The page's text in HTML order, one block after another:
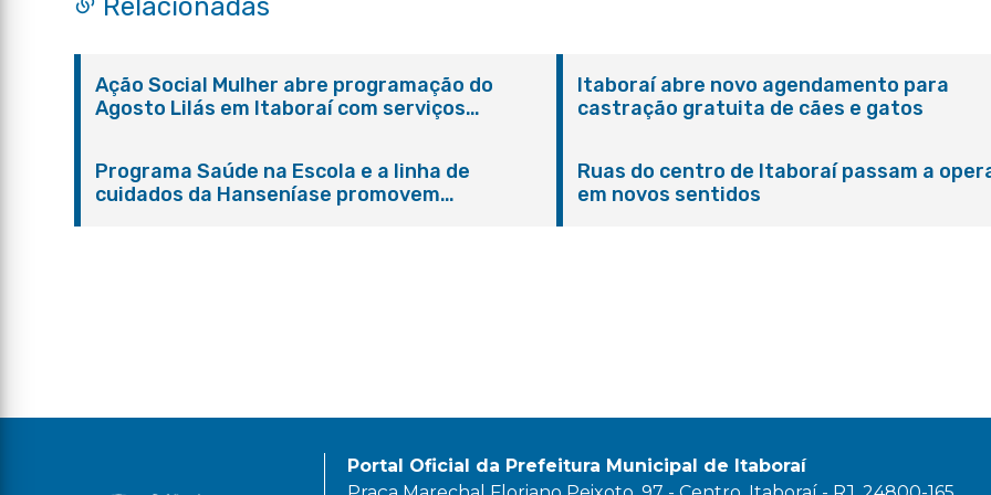
Relacionadas
Ação Social Mulher abre programação do
Agosto Lilás em Itaboraí com serviços
Itaboraí abre novo agendamento para
castração gratuita de cães e gatos
Programa Saúde na Escola e a linha de
cuidados da Hanseníase promovem
Ruas do centro de Itaboraí passam a
em novos sentidos
Portal Oficial da Prefeitura Municipal de Itaboraí